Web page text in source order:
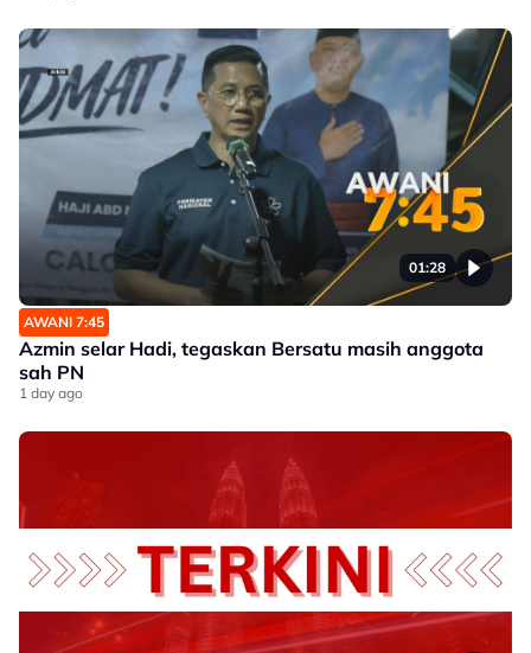
01:28
AWANI 7:45
Azmin selar Hadi, tegaskan Bersatu masih anggota
sah PN
1 day ago